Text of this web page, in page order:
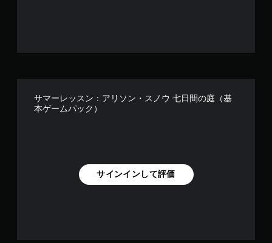
サマーレッスン：アリソン・スノウ 七日間の庭（基
本ゲームパック）
サインインして評価